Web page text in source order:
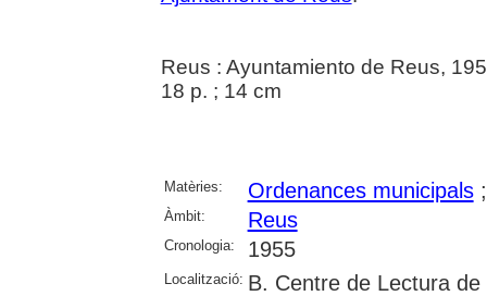
Reus : Ayuntamiento de Reus,
18 p. ; 14 cm
Matèries: Ordenances municipals
Àmbit: Reus
Cronologia: 1955
Localització: B. Centre de Lectura de